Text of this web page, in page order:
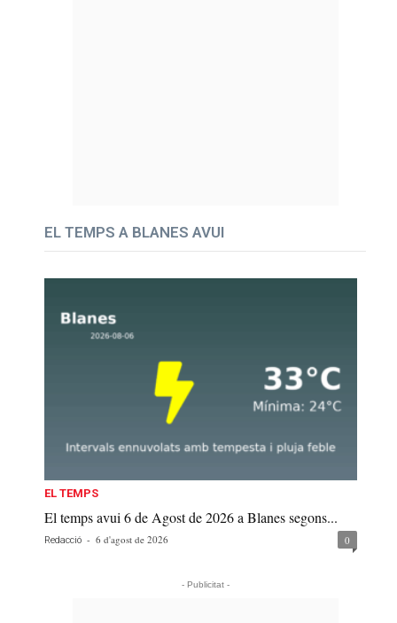
EL TEMPS A BLANES AVUI
EL TEMPS
El temps avui 6 de Agost de 2026 a Blanes segons...
Redacció - 6 d'agost de 2026 0
- Publicitat -